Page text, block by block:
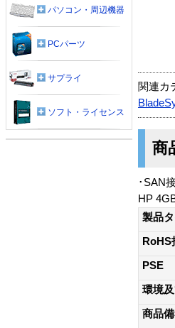
関連カ
商
･SAN
HP
製品
RoHS
PSE
環境
商品
パソコン・周辺機器
PCパーツ
サプライ
ソフト・ライセンス